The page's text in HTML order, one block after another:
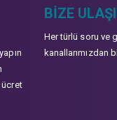
ücret
BIZE
Her türlü soru ve
kanallarımızdan